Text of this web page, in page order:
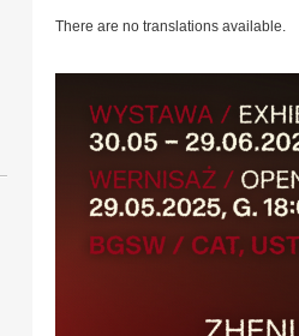
There are no translations available.